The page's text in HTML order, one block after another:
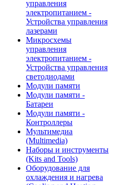
управления
электропитанием -
Устройства управления
лазерами
Микросхемы
управления
электропитанием -
Устройства управления
светодиодами
Модули памяти
Модули памяти -
Батареи
Модули памяти -
Контроллеры
Мультимедиа
(Multimedia)
Наборы и инструменты
(Kits and Tools)
Оборудование для
охлаждения и нагрева